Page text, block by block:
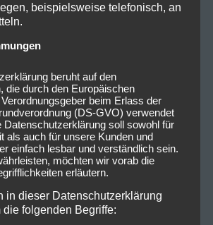
beispielsweise telefonisch, an
beruht auf den
die durch den Europäischen
beim Erlass der
(DS-GVO) verwendet
Datenschutzerklärung soll sowohl für
als auch für unsere Kunden und
einfach lesbar und verständlich sein.
möchten wir vorab die
erläutern.
in dieser Datenschutzerklärung
die folgenden Begriffe: